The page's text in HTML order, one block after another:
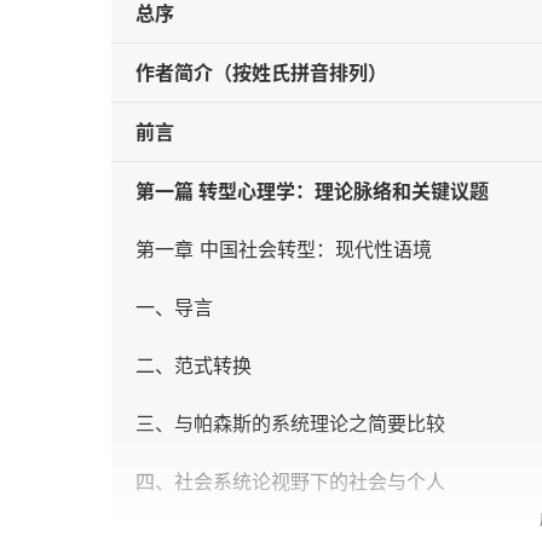
总序
作者简介（按姓氏拼音排列）
前言
第一篇 转型心理学：理论脉络和关键议题
第一章 中国社会转型：现代性语境
一、导言
二、范式转换
三、与帕森斯的系统理论之简要比较
四、社会系统论视野下的社会与个人